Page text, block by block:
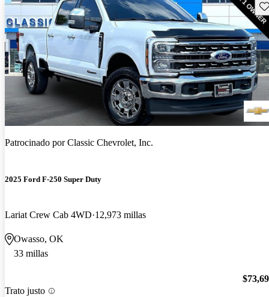
Patrocinado porClassic Chevrolet, Inc.
2025 Ford F-250 Super Duty
Lariat Crew Cab 4WD 12,973 millas
Owasso, OK
33 millas
Trato justo